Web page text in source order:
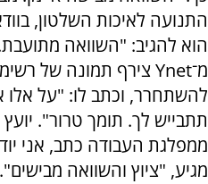
התנועה לאיכות השלטון,
הוא להגיב: "השוואה
מ־Ynetצירף תמונה של
להשתחרר, וכתב לו: "על
תתבייש לך. תומך טרור".
ממפלגת העבודה כתב, אני
מגיע, "ציוץ והשוואה מבישים".